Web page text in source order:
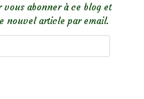
vous abonner à ce blog et
nouvel article par email.